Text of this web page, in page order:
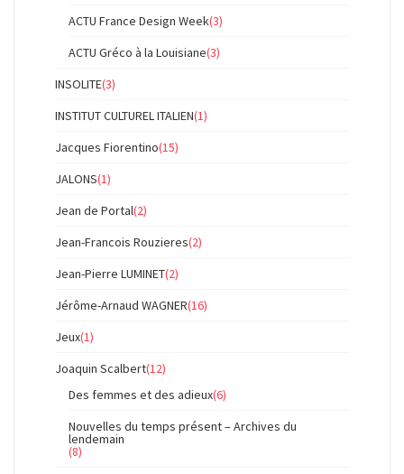
ACTU France Design Week(3)
ACTU Gréco à la Louisiane(3)
INSOLITE(3)
INSTITUT CULTUREL ITALIEN(1)
Jacques Fiorentino(15)
JALONS(1)
Jean de Portal(2)
Jean-Francois Rouzieres(2)
Jean-Pierre LUMINET(2)
Jérôme-Arnaud WAGNER(16)
Jeux(1)
Joaquin Scalbert(12)
Des femmes et des adieux(6)
Nouvelles du temps présent – Archives du
lendemain
(8)